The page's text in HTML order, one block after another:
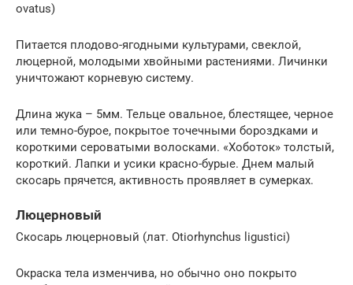
ovatus)
Питается плодово-ягодными культурами, свеклой,
люцерной, молодыми хвойными растениями. Личинки
уничтожают корневую систему.
Длина жука – 5мм. Тельце овальное, блестящее, черное
или темно-бурое, покрытое точечными бороздками и
короткими сероватыми волосками. «Хоботок» толстый,
короткий. Лапки и усики красно-бурые. Днем малый
скосарь прячется, активность проявляет в сумерках.
Люцерновый
Скосарь люцерновый (лат. Otiorhynchus ligustici)
Окраска тела изменчива, но обычно оно покрыто